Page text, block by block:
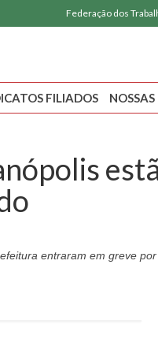
Federação dos
FILIADOS
entraram em greve